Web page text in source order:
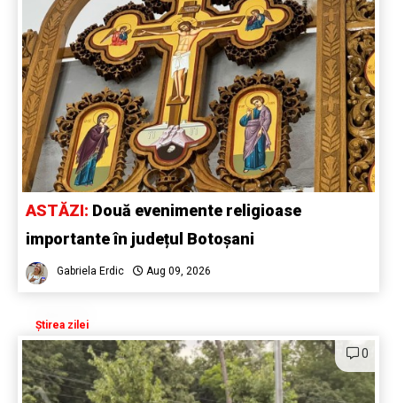
ASTĂZI: Două evenimente religioase
importante în județul Botoșani
Gabriela Erdic Aug 09, 2026
Știrea zilei
0